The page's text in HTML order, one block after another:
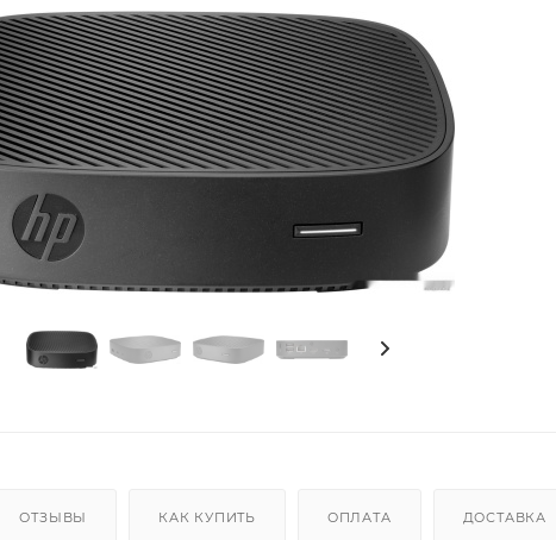
ОТЗЫВЫ КАК КУПИТЬ ОПЛАТА ДОСТАВКА